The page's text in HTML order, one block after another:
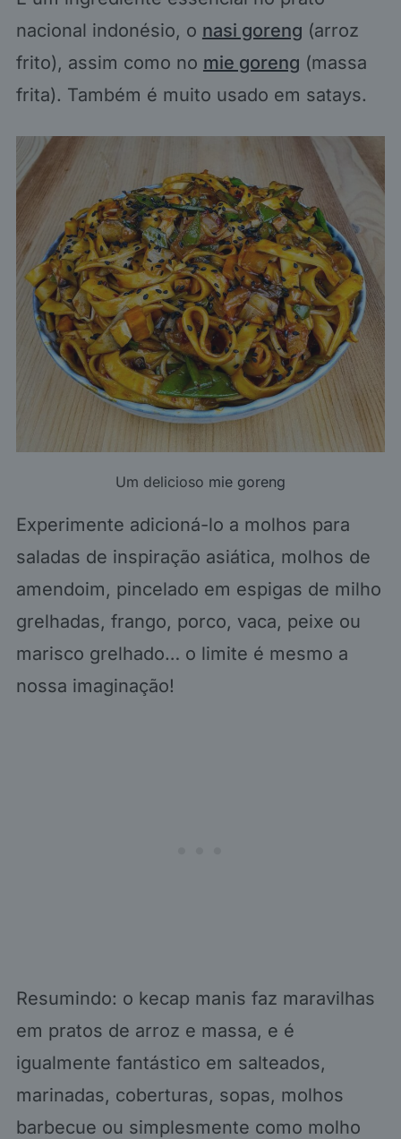
nacional indonésio, o nasi goreng (arroz
frito), assim como no mie goreng (massa
frita). Também é muito usado em satays.
Um delicioso mie goreng
Experimente adicioná-lo a molhos para
saladas de inspiração asiática, molhos de
amendoim, pincelado em espigas de milho
grelhadas, frango, porco, vaca, peixe ou
marisco grelhado… o limite é mesmo a
nossa imaginação!
Resumindo: o kecap manis faz maravilhas
em pratos de arroz e massa, e é
igualmente fantástico em salteados,
marinadas, coberturas, sopas, molhos
barbecue ou simplesmente como molho